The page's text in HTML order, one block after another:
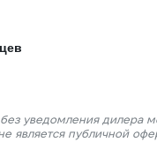
уведомления
является публичной